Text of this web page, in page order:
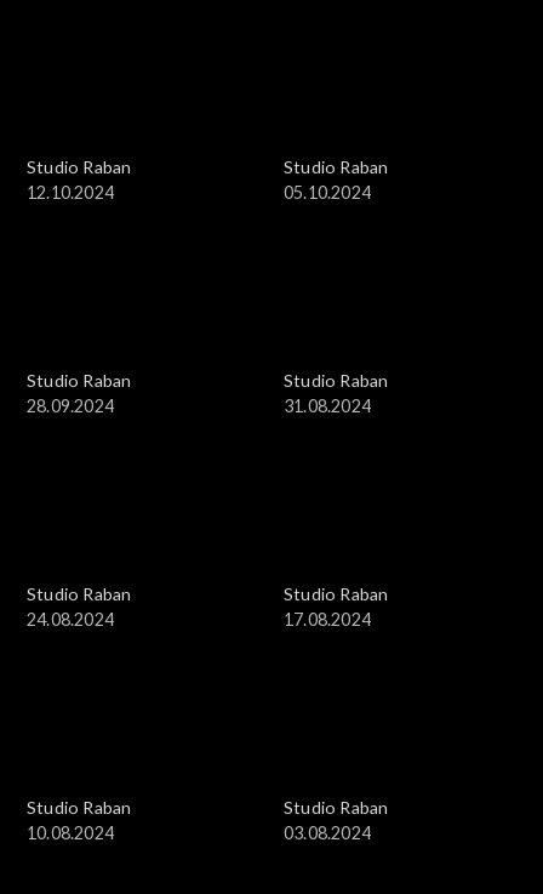
Studio Raban
12.10.2024
Studio Raban
05.10.2024
Studio Raban
28.09.2024
Studio Raban
31.08.2024
Studio Raban
24.08.2024
Studio Raban
17.08.2024
Studio Raban
10.08.2024
Studio Raban
03.08.2024